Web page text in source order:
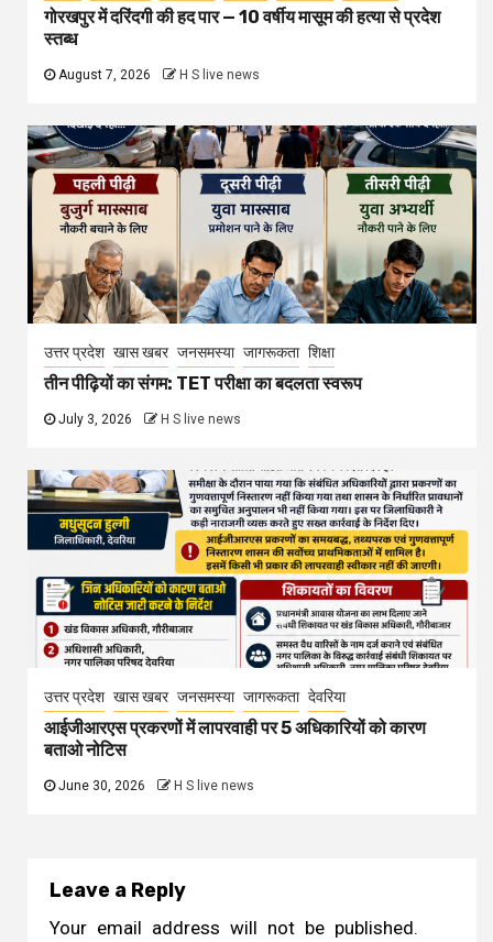
गोरखपुर में दरिंदगी की हद पार — 10 वर्षीय मासूम की हत्या से प्रदेश
स्तब्ध
August 7, 2026 H S live news
उत्तर प्रदेश खास खबर जनसमस्या जागरूकता शिक्षा
तीन पीढ़ियों का संगम: TET परीक्षा का बदलता स्वरूप
July 3, 2026 H S live news
उत्तर प्रदेश खास खबर जनसमस्या जागरूकता देवरिया
आईजीआरएस प्रकरणों में लापरवाही पर 5 अधिकारियों को कारण
बताओ नोटिस
June 30, 2026 H S live news
Leave a Reply
Your email address will not be published.